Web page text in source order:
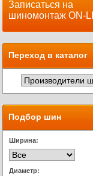
Записаться на
шиномонтаж ON-
Переход в каталог
Подбор шин
Ширина:
Диаметр: